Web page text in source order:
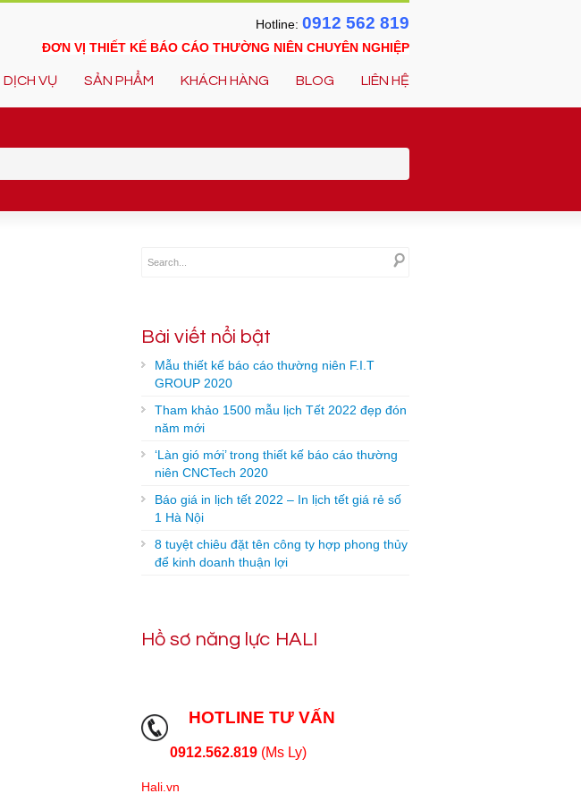
Hotline: 0912 562 819
ĐƠN VỊ THIẾT KẾ BÁO CÁO THƯỜNG NIÊN CHUYÊN NGHIỆP
DỊCH VỤ SẢN PHẨM KHÁCH HÀNG BLOG LIÊN HỆ
Bài viết nổi bật
Mẫu thiết kế báo cáo thường niên F.I.T
GROUP 2020
Tham khảo 1500 mẫu lịch Tết 2022 đẹp đón
năm mới
‘Làn gió mới’ trong thiết kế báo cáo thường
niên CNCTech 2020
Báo giá in lịch tết 2022 – In lịch tết giá rẻ số
1 Hà Nội
8 tuyệt chiêu đặt tên công ty hợp phong thủy
để kinh doanh thuận lợi
Hồ sơ năng lực HALI
HOTLINE TƯ VẤN
0912.562.819 (Ms Ly)
Hali.vn